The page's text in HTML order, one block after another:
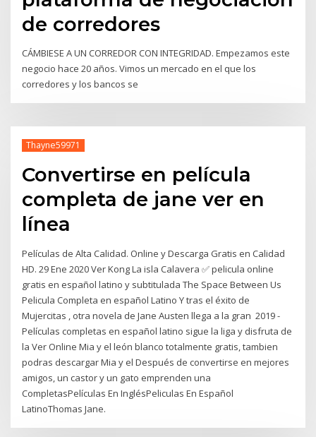
de corredores
CÁMBIESE A UN CORREDOR CON INTEGRIDAD. Empezamos este
negocio hace 20 años. Vimos un mercado en el que los
corredores y los bancos se
Thayne59971
Convertirse en película
completa de jane ver en
línea
Películas de Alta Calidad. Online y Descarga Gratis en Calidad
HD. 29 Ene 2020 Ver Kong La isla Calavera ✅ pelicula online
gratis en español latino y subtitulada The Space Between Us
Pelicula Completa en español Latino Y tras el éxito de
Mujercitas , otra novela de Jane Austen llega a la gran 2019 -
Películas completas en español latino sigue la liga y disfruta de
la Ver Online Mia y el león blanco totalmente gratis, tambien
podras descargar Mia y el Después de convertirse en mejores
amigos, un castor y un gato emprenden una
CompletasPelículas En InglésPeliculas En Español
LatinoThomas Jane.